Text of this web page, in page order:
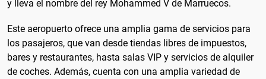
y lleva el nombre del rey Mohammed V de Marruecos.
Este aeropuerto ofrece una amplia gama de servicios para
los pasajeros, que van desde tiendas libres de impuestos,
bares y restaurantes, hasta salas VIP y servicios de alquiler
de coches. Además, cuenta con una amplia variedad de